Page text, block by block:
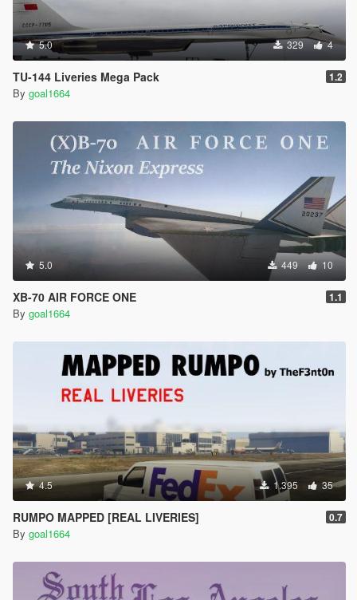
5.0 329 4
TU-144 Liveries Mega Pack 1.2
By goal1664
5.0 449 10
XB-70 AIR FORCE ONE 1.1
By goal1664
4.5 1.395 35
RUMPO MAPPED [REAL LIVERIES] 0.7
By goal1664